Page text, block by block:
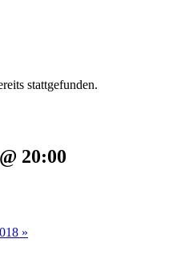
stattgefunden.
20:00
»